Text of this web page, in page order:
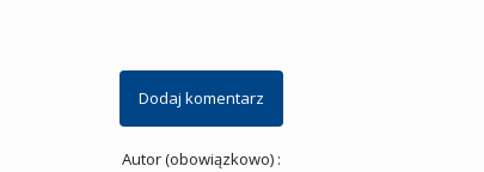
Dodaj komentarz
Autor (obowiązkowo) :